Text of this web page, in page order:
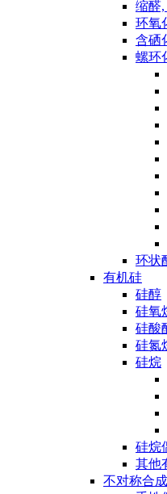
缩醛
环氧
含硒
螺环
环状
有机硅
硅醇
硅氧
硅酸
硅氮
硅烷
硅烷
其他
不对称合成